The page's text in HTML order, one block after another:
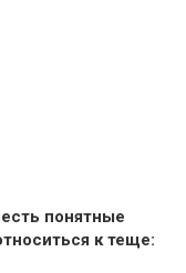
есть понятные
к теще: